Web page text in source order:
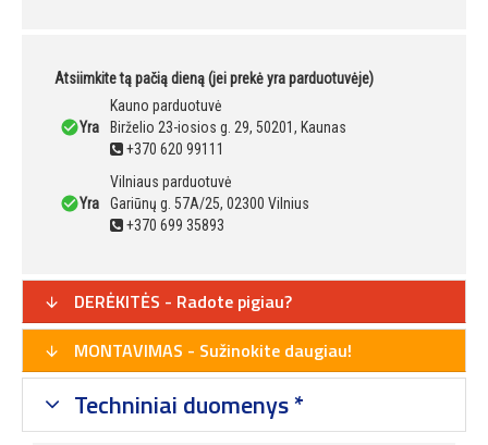
Atsiimkite tą pačią dieną (jei prekė yra parduotuvėje)
Yra
Kauno parduotuvė
Birželio 23-iosios g. 29, 50201, Kaunas
+370 620 99111
Yra
Vilniaus parduotuvė
Gariūnų g. 57A/25, 02300 Vilnius
+370 699 35893
DERĖKITĖS - Radote pigiau?
MONTAVIMAS - Sužinokite daugiau!
Techniniai duomenys *